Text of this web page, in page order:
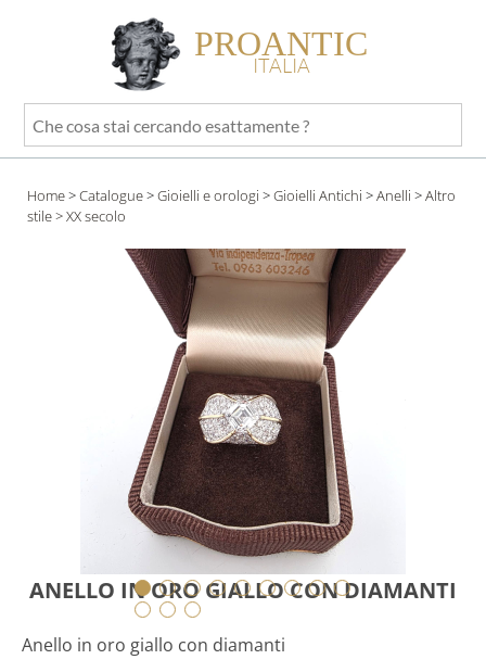
PROANTIC
ITALIA
Che
cosa
cercando
esattamente
Home>Catalogue>Gioielli e orologi >Gioielli Antichi >Anelli >Altro
stile> XX secolo
ANELLO IN ORO GIALLO CON DIAMANTI
Anello in oro giallo con diamanti